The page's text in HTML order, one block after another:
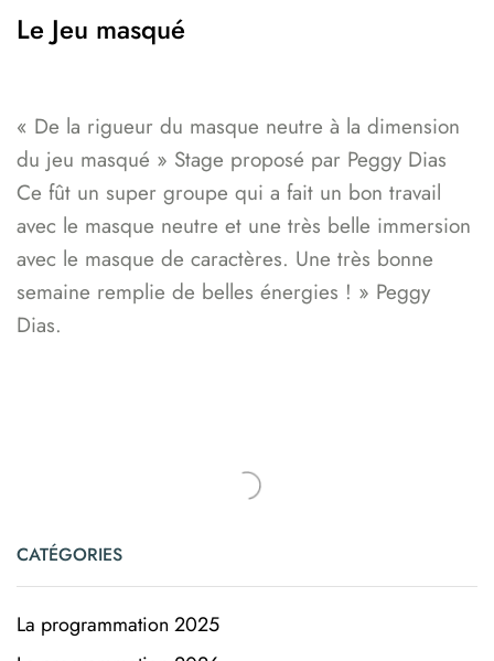
Le Jeu masqué
« De la rigueur du masque neutre à la dimension
du jeu masqué » Stage proposé par Peggy Dias
Ce fût un super groupe qui a fait un bon travail
avec le masque neutre et une très belle immersion
avec le masque de caractères. Une très bonne
semaine remplie de belles énergies ! » Peggy
Dias.
CATÉGORIES
La programmation 2025